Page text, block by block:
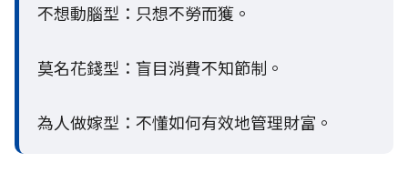
不想動腦型：只想不勞而獲。
莫名花錢型：盲目消費不知節制。
為人做嫁型：不懂如何有效地管理財富。